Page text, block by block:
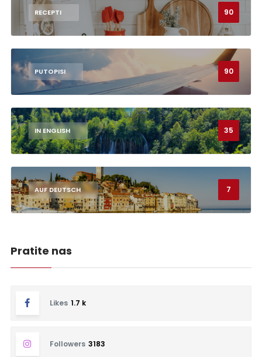
RECEPTI 90
PUTOPISI 90
IN ENGLISH 35
AUF DEUTSCH 7
Pratite nas
Likes 1.7 k
Followers 3183